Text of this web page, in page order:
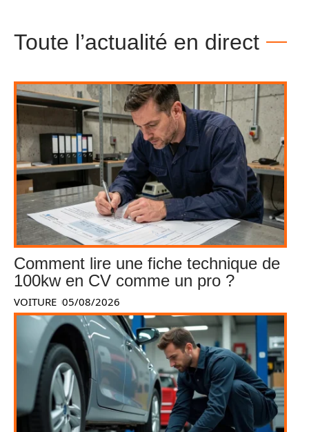
Toute l’actualité en direct
Comment lire une fiche technique de
100kw en CV comme un pro ?
VOITURE 05/08/2026